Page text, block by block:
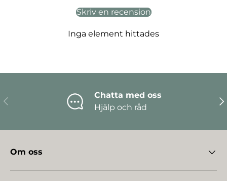
Skriv en recension
Inga element hittades
Föregående
Chatta med oss
Hjälp och råd
Om oss